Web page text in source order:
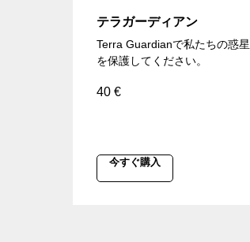
テラガーディアン
Terra Guardianで私たちの惑星
を保護してください。
40 €
今すぐ購入